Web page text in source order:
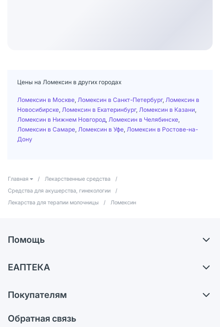
Цены на Ломексин в других городах
Ломексин в Москве Ломексин в Санкт-Петербург, Ломексин в
Новосибирске Ломексин в Екатеринбург, Ломексин в Казани
Ломексин в Нижнем Новгород Ломексин в Челябинске
Ломексин в Самаре Ломексин в Уфе Ломексин в Ростове-на-
Дону
Главная / Лекарственные средства
/
Средства для акушерства, гинекологии
/
Лекарства для терапии молочницы
/ Ломексин
Помощь
Обмен и возврат
Блог
ЕАПТЕКА
Карьера
Поставщики
Покупателям
Обратная связь